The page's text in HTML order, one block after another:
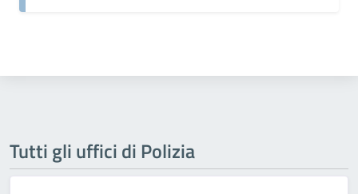
Tutti gli uffici di Polizia